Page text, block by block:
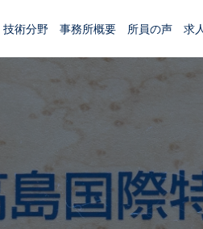
技術分野 事務所概要 所員の声 求